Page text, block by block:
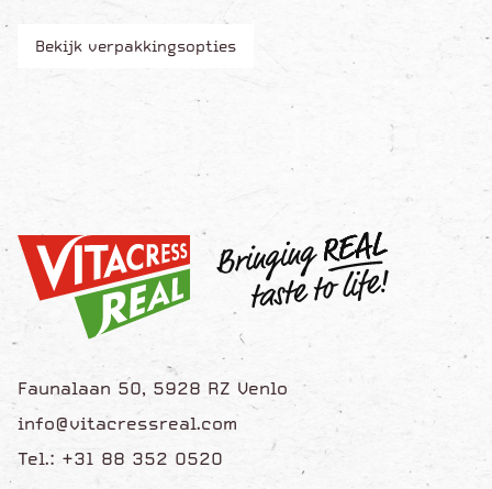
Bekijk verpakkingsopties
Faunalaan 50, 5928 RZ Venlo
info@vitacressreal.com
Tel.: +31 88 352 0520